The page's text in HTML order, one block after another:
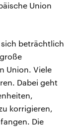
Union
sich beträchtlich
Union. Viele
Dabei geht
korrigieren,
Die